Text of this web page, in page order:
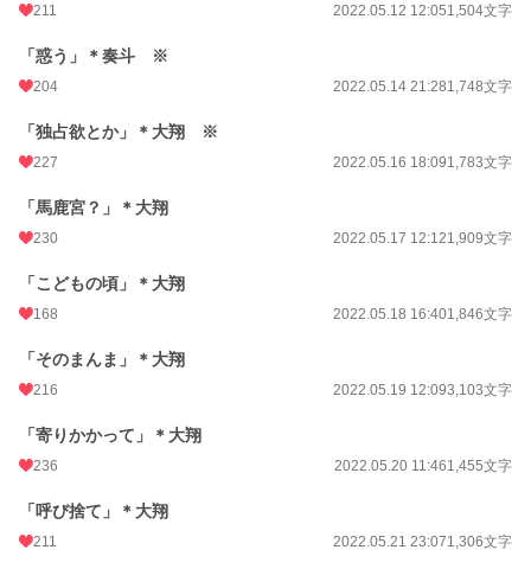
211 2022.05.12 12:051,504文字
「惑う」＊奏斗 ※
204 2022.05.14 21:281,748文字
「独占欲とか」＊大翔 ※
227 2022.05.16 18:091,783文字
「馬鹿宮？」＊大翔
230 2022.05.17 12:121,909文字
「こどもの頃」＊大翔
168 2022.05.18 16:401,846文字
「そのまんま」＊大翔
216 2022.05.19 12:093,103文字
「寄りかかって」＊大翔
236 2022.05.20 11:461,455文字
「呼び捨て」＊大翔
211 2022.05.21 23:071,306文字